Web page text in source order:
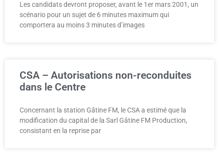
Les candidats devront proposer, avant le 1er mars 2001, un
scénario pour un sujet de 6 minutes maximum qui
comportera au moins 3 minutes d’images
CSA – Autorisations non-reconduites
dans le Centre
Concernant la station Gâtine FM, le CSA a estimé que la
modification du capital de la Sarl Gâtine FM Production,
consistant en la reprise par